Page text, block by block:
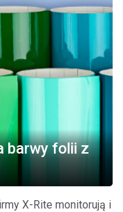
barwy folii z
X-Rite monitorują i